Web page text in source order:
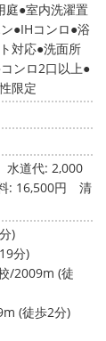
庭 室内洗濯置
IHコンロ 浴
対応 洗面所
コンロ2口以上
限定
水道代: 2,000
: 16,500円 清
)
分)
/2009m (徒
(徒歩2分)